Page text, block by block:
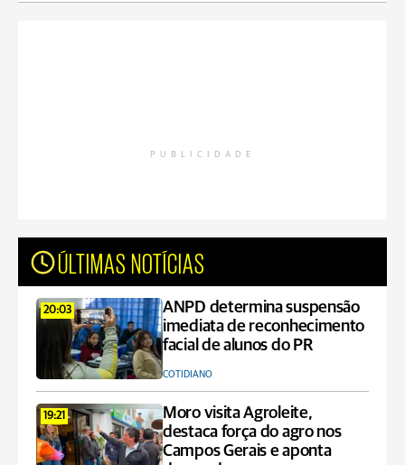
PUBLICIDADE
ÚLTIMAS NOTÍCIAS
20:03
ANPD determina suspensão
imediata de reconhecimento
facial de alunos do PR
COTIDIANO
19:21
Moro visita Agroleite,
destaca força do agro nos
Campos Gerais e aponta